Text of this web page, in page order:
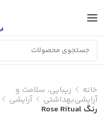
خانه زیبایی، سلامت و
آرایشی‌بهداشتی آرایشی
رنگ Rose Ritual